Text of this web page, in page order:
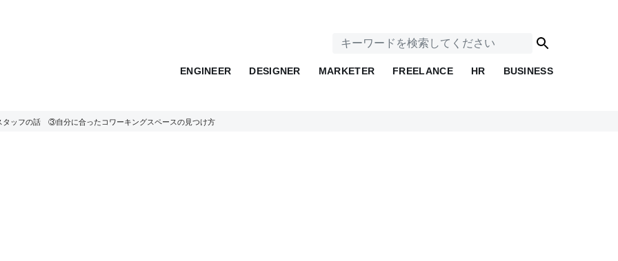
ENGINEER DESIGNER MARKETER FREELANCE HR BUSINESS
タッフの話 ③自分に合ったコワーキングスペースの見つけ方